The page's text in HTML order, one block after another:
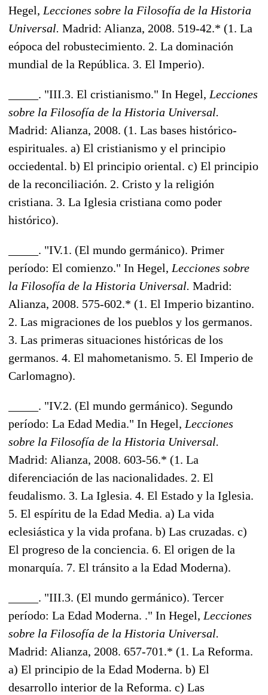
Hegel, Lecciones sobre la Filosofía de la Historia
Universal. Madrid: Alianza, 2008. 519-42.* (1. La
eópoca del robustecimiento. 2. La dominación
mundial de la República. 3. El Imperio).
_____. "III.3. El cristianismo." In Hegel, Lecciones
sobre la Filosofía de la Historia Universal.
Madrid: Alianza, 2008. (1. Las bases histórico-
espirituales. a) El cristianismo y el principio
occiedental. b) El principio oriental. c) El principio
de la reconciliación. 2. Cristo y la religión
cristiana. 3. La Iglesia cristiana como poder
histórico).
_____. "IV.1. (El mundo germánico). Primer
período: El comienzo." In Hegel, Lecciones sobre
la Filosofía de la Historia Universal. Madrid:
Alianza, 2008. 575-602.* (1. El Imperio bizantino.
2. Las migraciones de los pueblos y los germanos.
3. Las primeras situaciones históricas de los
germanos. 4. El mahometanismo. 5. El Imperio de
Carlomagno).
_____. "IV.2. (El mundo germánico). Segundo
período: La Edad Media." In Hegel, Lecciones
sobre la Filosofía de la Historia Universal.
Madrid: Alianza, 2008. 603-56.* (1. La
diferenciación de las nacionalidades. 2. El
feudalismo. 3. La Iglesia. 4. El Estado y la Iglesia.
5. El espíritu de la Edad Media. a) La vida
eclesiástica y la vida profana. b) Las cruzadas. c)
El progreso de la conciencia. 6. El origen de la
monarquía. 7. El tránsito a la Edad Moderna).
_____. "III.3. (El mundo germánico). Tercer
período: La Edad Moderna. ." In Hegel, Lecciones
sobre la Filosofía de la Historia Universal.
Madrid: Alianza, 2008. 657-701.* (1. La Reforma.
a) El principio de la Edad Moderna. b) El
desarrollo interior de la Reforma. c) Las